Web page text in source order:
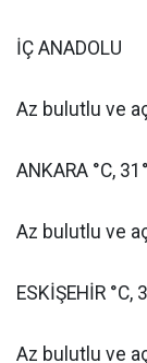
İÇ ANADOLU
Az bulutlu ve
ANKARA °C,
Az bulutlu ve
ESKİŞEHİR °C,
Az bulutlu ve